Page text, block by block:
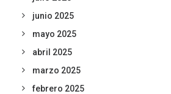
junio 2025
mayo 2025
abril 2025
marzo 2025
febrero 2025